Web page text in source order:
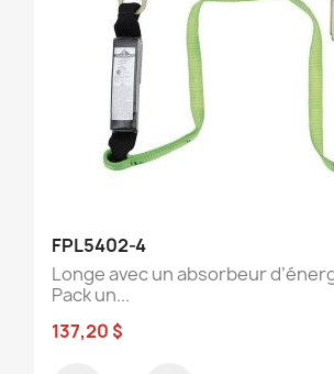
FPL5402-4
Longe avec un absorbeur
Pack un...
137,20 $